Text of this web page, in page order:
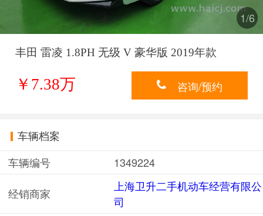
1/6
丰田 雷凌 1.8PH 无级 V 豪华版 2019年款
￥7.38万 咨询/预约
车辆档案
车辆编号
1349224
经销商家
上海卫升二手机动车经营有限公
司